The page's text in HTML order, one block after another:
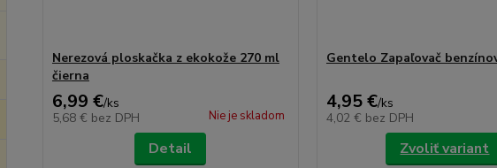
Nerezová ploskačka z ekokože 270 ml
čierna
6,99 €/ks
5,68 € bez DPH Nie je skladom
Detail
Gentelo Zapaľovač
4,95 €/ks
4,02 € bez DPH
Zvoliť variant